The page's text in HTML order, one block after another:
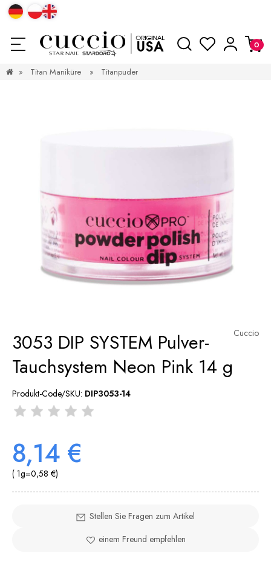
» Titan Maniküre » Titanpuder
Cuccio
3053 DIP SYSTEM Pulver-
Tauchsystem Neon Pink 14 g
Produkt-Code/SKU: DIP3053-14
8,14 €
( 1g=0,58 €)
Stellen Sie Fragen zum Artikel
einem Freund empfehlen